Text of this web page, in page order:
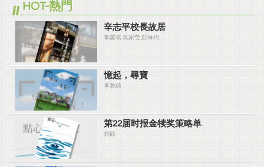
HOT-熱門
辛志平校長故居
李茵琪 吳家瑩 彭琳均
憶起，尋寶
李雅綺
第22届时报金犊奖策略单
刘欣